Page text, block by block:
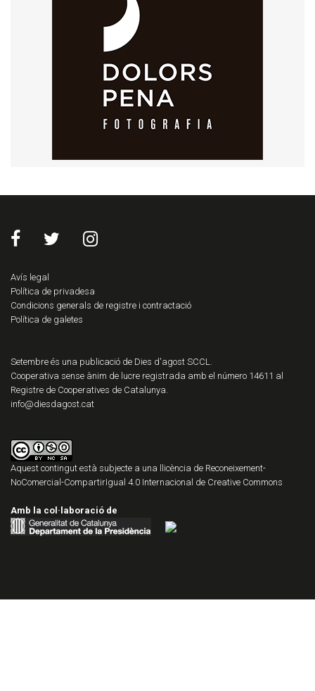
Avís legal
Política de privadesa
Condicions generals de registre i contractació
Política de galetes
Setembre és una publicació de Dies d'agost SCCL.
Cooperativa sense ànim de lucre registrada amb el número 14611 al
Registre de Cooperatives de Catalunya.
info@diesdagost.cat
Aquest contingut està subjecte a una llicència de Reconeixement-
NoComercial-CompartirIgual 4.0 Internacional de Creative Commons
Amb la col·laboració de